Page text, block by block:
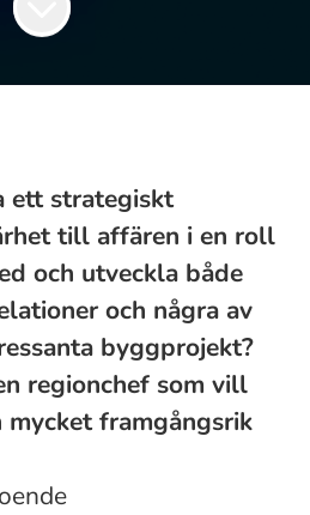
ett strategiskt
till affären i en roll
och utveckla både
och några av
byggprojekt?
regionchef som vill
mycket framgångsrik